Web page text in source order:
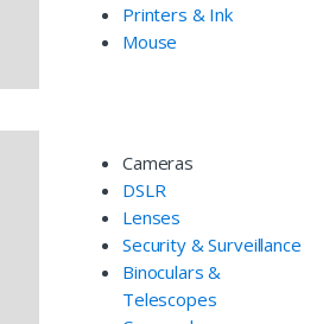
Printers & Ink
Mouse
Cameras
DSLR
Lenses
Security & Surveillance
Binoculars &
Telescopes